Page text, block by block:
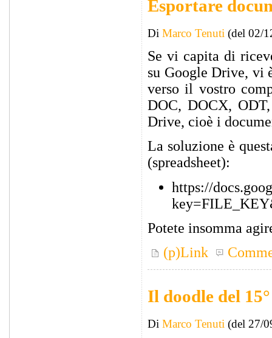
Esportare
Di Marco Tenuti (del 02/
Se vi capita di
su Google Drive, vi
verso il vostro
DOC, DOCX,
Drive, cioè i
La soluzione è
(spreadsheet):
https://
Potete insomma
(p)Link
Il doodle del
Di Marco Tenuti (del 27/